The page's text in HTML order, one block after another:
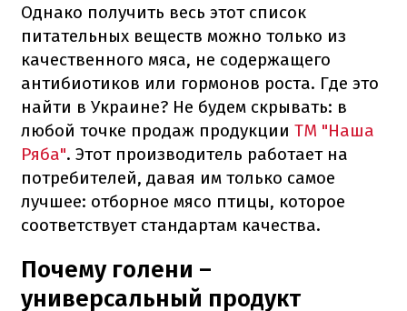
Однако получить весь этот список
питательных веществ можно только из
качественного мяса, не содержащего
антибиотиков или гормонов роста. Где это
найти в Украине? Не будем скрывать: в
любой точке продаж продукции ТМ "Наша
Ряба". Этот производитель работает на
потребителей, давая им только самое
лучшее: отборное мясо птицы, которое
соответствует стандартам качества.
Почему голени –
универсальный продукт